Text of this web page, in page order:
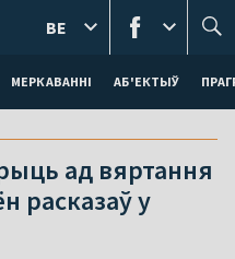
МЕРКАВАННI АБ'ЕКТЫЎ
BE
ад вяртання
расказаў у